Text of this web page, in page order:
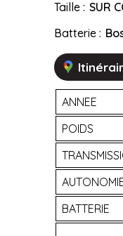
Taille : SUR
Batterie :
ANNEE
POIDS
BATTERIE